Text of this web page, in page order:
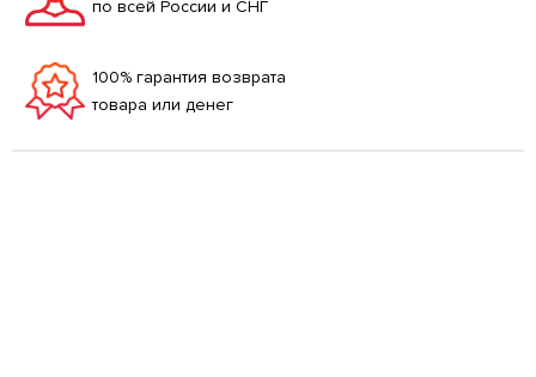
по всей России и СНГ
100% гарантия возврата
товара или денег